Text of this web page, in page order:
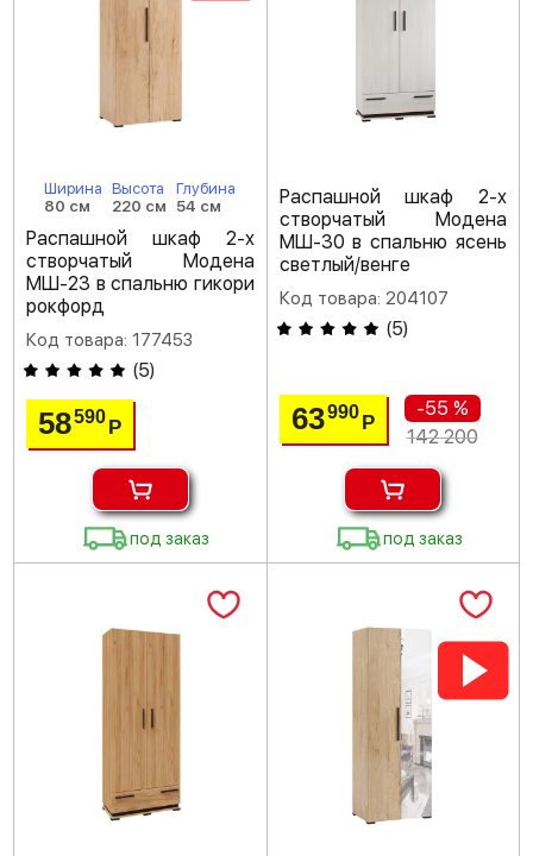
Ширина
80 см
Высота
220 см
Глубина
54 см
Распашной шкаф 2-х
створчатый Модена
МШ-23 в спальню гикори
рокфорд
Код товара: 177453
(5)
58590Р
под заказ
Распашной шкаф 2-х
створчатый Модена
МШ-30 в спальню ясень
светлый/венге
Код товара: 204107
(5)
63990 Р
-55 %
142 200
под заказ